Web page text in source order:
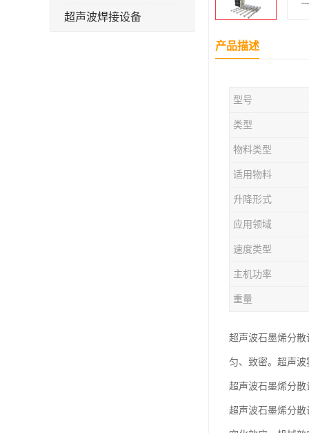
超声波焊接设备
产品描述
型号
类型
物料类型
适用物料
升降形式
应用领域
速度类型
主机功率
重量
超声波石墨烯分
匀、致密。超声波
超声波石墨烯分散
超声波石墨烯分